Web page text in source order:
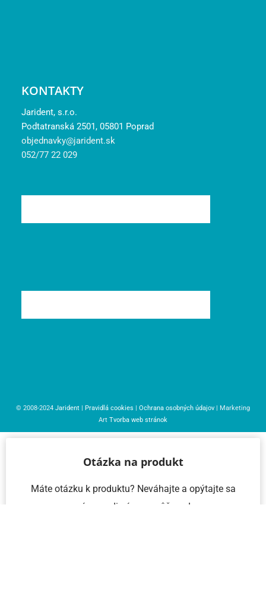
KONTAKTY
Jarident, s.r.o.
Podtatranská 2501, 05801 Poprad
objednavky@jarident.sk
052/77 22 029
© 2008-2024 Jarident Pravidlá cookies Ochrana osobných údajov | Marketing
Art Tvorba web stránok
Otázka na produkt
Máte otázku k produktu? Neváhajte a opýtajte sa
nás – radi vám pomôžeme!